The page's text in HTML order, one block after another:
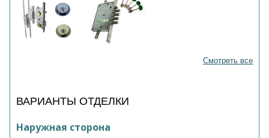
Смотреть все
ВАРИАНТЫ ОТДЕЛКИ
Наружная сторона